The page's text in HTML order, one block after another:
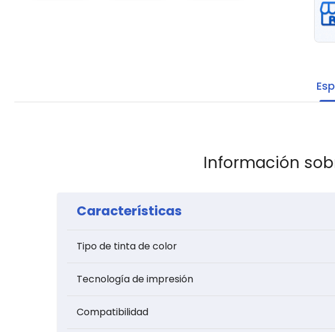
Información
Características
Tipo de tinta de color
Tecnología de impresión
Compatibilidad